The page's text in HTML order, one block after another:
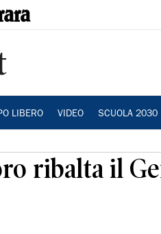
LIBERO VIDEO SCUOLA 2030
ribalta il